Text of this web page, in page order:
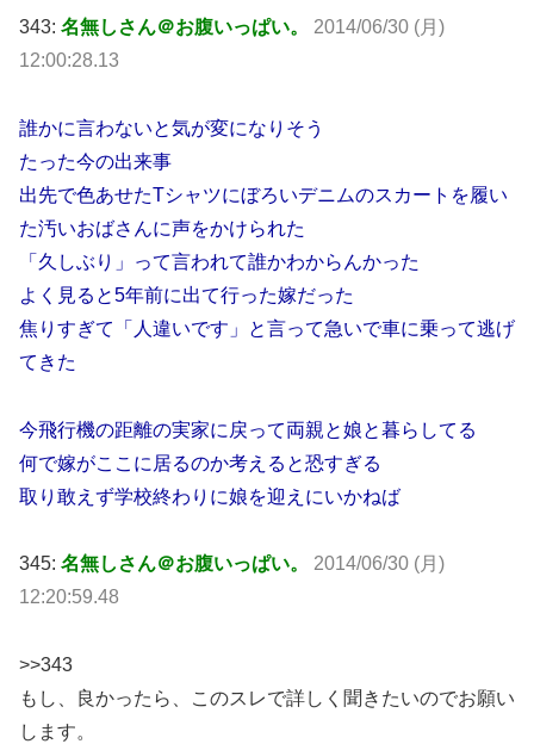
343: 名無しさん＠お腹いっぱい。 2014/06/30 (月)
12:00:28.13
誰かに言わないと気が変になりそう
たった今の出来事
出先で色あせたTシャツにぼろいデニムのスカートを履い
た汚いおばさんに声をかけられた
「久しぶり」って言われて誰かわからんかった
よく見ると5年前に出て行った嫁だった
焦りすぎて「人違いです」と言って急いで車に乗って逃げ
てきた
今飛行機の距離の実家に戻って両親と娘と暮らしてる
何で嫁がここに居るのか考えると恐すぎる
取り敢えず学校終わりに娘を迎えにいかねば
345: 名無しさん＠お腹いっぱい。 2014/06/30 (月)
12:20:59.48
>>343
もし、良かったら、このスレで詳しく聞きたいのでお願い
します。